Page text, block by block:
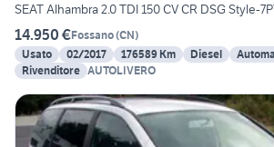
SEAT Alhambra 2.0 TDI 150 CV CR DSG Style-
14.950 €Fossano(CN)
Usato
02/2017 176589 Km Diesel
Rivenditore AUTOLIVERO